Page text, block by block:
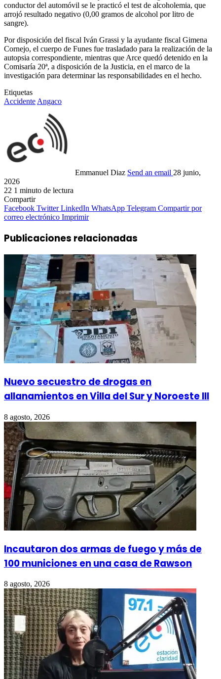
conductor del automóvil se le practicó el test de alcoholemia, que
arrojó resultado negativo (0,00 gramos de alcohol por litro de
sangre).
Por disposición del fiscal Iván Grassi y la ayudante fiscal Gimena
Cornejo, el cuerpo de Funes fue trasladado para la realización de la
autopsia correspondiente, mientras que Arce quedó detenido en la
Comisaría 20ª, a disposición de la Justicia, en el marco de la
investigación para determinar las responsabilidades en el hecho.
Etiquetas
Accidente Angaco
Emmanuel Diaz Send an email 28 junio,
2026
22 1 minuto de lectura
Compartir
Facebook Twitter LinkedIn WhatsApp Telegram Compartir por
correo electrónico Imprimir
Publicaciones relacionadas
Nuevo secuestro de drogas en
allanamientos en Villa del Sur y Noroeste III
8 agosto, 2026
Incautaron dos armas de fuego y más de
100 municiones en una casa de Rawson
8 agosto, 2026